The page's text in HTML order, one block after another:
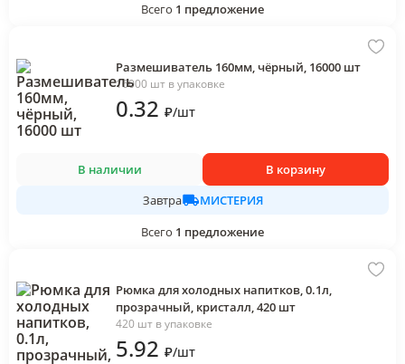
Всего 1 предложение
Размешиватель 160мм, чёрный, 16000 шт
16000 шт в упаковке
0.32 ₽/шт
В наличии
В корзину
Завтра
МИСТЕРИЯ
Всего 1 предложение
Рюмка для холодных напитков, 0.1л,
прозрачный, кристалл, 420 шт
420 шт в упаковке
5.92 ₽/шт